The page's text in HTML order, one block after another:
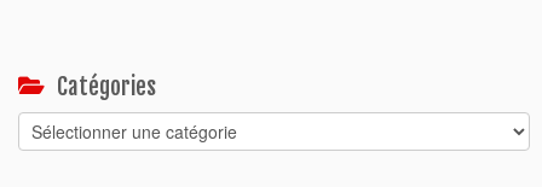
Catégories
Catégories